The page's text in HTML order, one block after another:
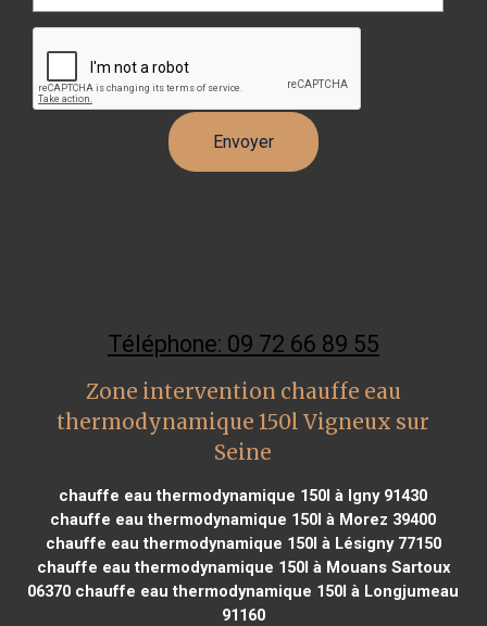
Téléphone: 09 72 66 89 55
Zone intervention chauffe eau
thermodynamique 150l Vigneux sur
Seine
chauffe eau thermodynamique 150l à Igny 91430
chauffe eau thermodynamique 150l à Morez 39400
chauffe eau thermodynamique 150l à Lésigny 77150
chauffe eau thermodynamique 150l à Mouans Sartoux
06370 chauffe eau thermodynamique 150l à Longjumeau
91160